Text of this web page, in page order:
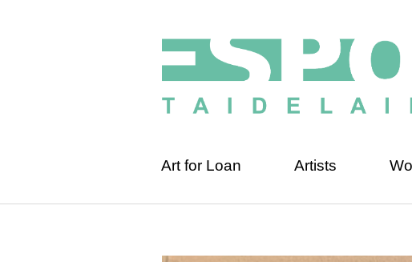
Art for Loan Artists